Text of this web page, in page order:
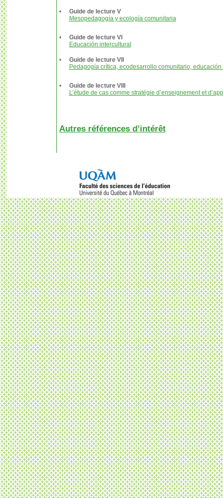
•
Guide de lecture V
Mesopedagogía y ecología comunitaria
•
Guide de lecture VI
Educación intercultural
•
Guide de lecture VII
Pedagogía crítica, ecodesarrollo comunitario,
•
Guide de lecture VIII
L’étude de cas comme stratégie d’enseignement et
Autres références d’intérêt